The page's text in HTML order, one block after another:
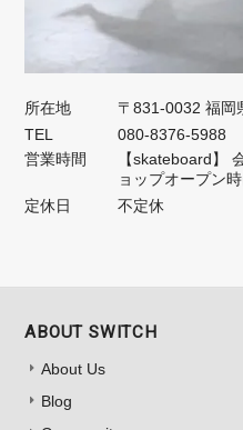
所在地
〒831-0032 福岡
TEL
080-8376-5988
営業時間
【skateboard】
ョップオープン
定休日
不定休
ABOUT SWITCH
About Us
Blog